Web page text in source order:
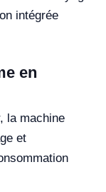
intégrée
en
la machine
et